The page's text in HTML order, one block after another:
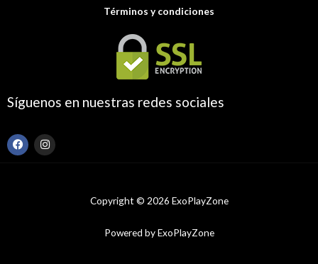
Términos y condiciones
Síguenos en nuestras redes sociales
F
a
c
I
n
s
Copyright © 2026 ExoPlayZone
Powered by ExoPlayZone